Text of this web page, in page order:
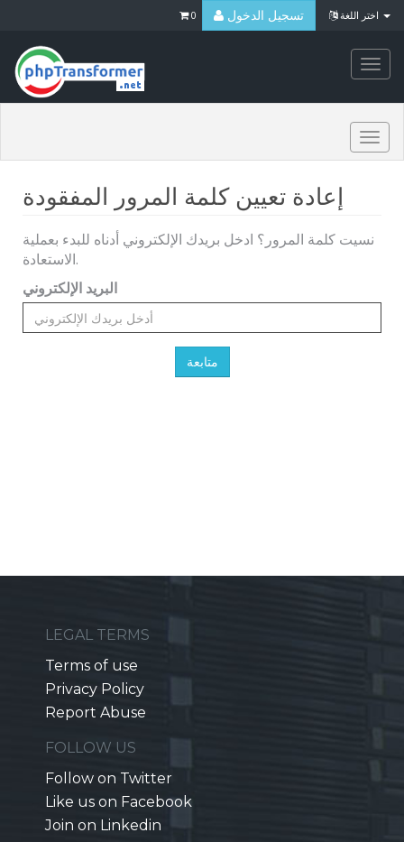
تسجيل الدخول 0
إعادة تعيين كلمة المرور المفقودة
نسيت كلمة المرور؟ ادخل بريدك الإلكتروني أدناه للبدء بعملية
الاستعادة.
البريد الإلكتروني
متابعة
LEGAL TERMS
Terms of use
Privacy Policy
Report Abuse
FOLLOW US
Follow on Twitter
Like us on Facebook
Join on Linkedin